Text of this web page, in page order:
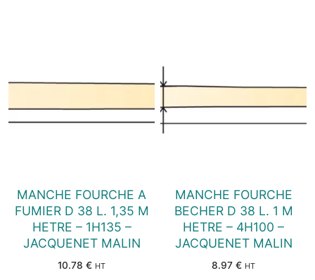
MANCHE FOURCHE A
FUMIER D 38 L. 1,35 M
HETRE – 1H135 –
JACQUENET MALIN
10.78 € HT
MANCHE FOURCHE
BECHER D 38 L. 1 M
HETRE – 4H100 –
JACQUENET MALIN
8.97 € HT